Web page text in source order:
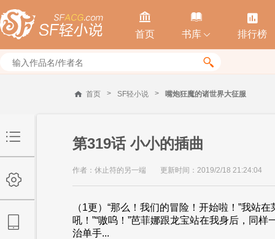

首页

书库 

排行榜

首页 > SF轻小说 > 嘴炮狂魔的诸世界大征服
第319话 小小的插曲
作者：休止符的另一端 更新时间：2019/2/18 21:24:04
（1更）“那么！我们的冒险！开始啦！”我站
吼！”“嗷呜！”芭菲娜跟龙宝站在我身后，同
治单手...